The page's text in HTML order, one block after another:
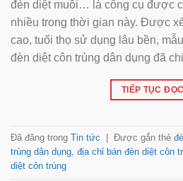
đèn diệt muỗi… là công cụ được
nhiều trong thời gian này. Được
cao, tuổi thọ sử dụng lâu bền,
đèn diệt côn trùng dân dụng đã
TIẾP TỤC ĐỌC
Đã đăng trong Tin tức Được gắn thẻ
trùng dân dụng, địa chỉ bán đèn diệt côn
diệt côn trùng